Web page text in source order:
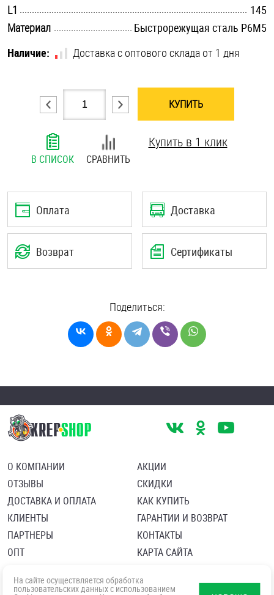
Шпильки
Шплинты
Штифты и пальцы
L1
145
Материал
Быстрорежущая сталь Р6М5
Наличие:
Доставка с оптового склада от 1 дня
КУПИТЬ
В СПИСОК СРАВНИТЬ
Купить в 1 клик
Оплата Доставка
Возврат Сертификаты
Поделиться:
О КОМПАНИИ
ОТЗЫВЫ
ДОСТАВКА И ОПЛАТА
КЛИЕНТЫ
ПАРТНЕРЫ
ОПТ
АКЦИИ
СКИДКИ
КАК КУПИТЬ
ГАРАНТИИ И ВОЗВРАТ
КОНТАКТЫ
КАРТА САЙТА
Политика в отношении обработки персональных данных
Согласие посетителя сайта на обработку персональных данны
На сайте осуществляется обработка
пользовательских данных с использованием